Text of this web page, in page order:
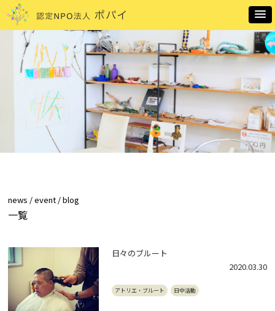
news / event / blog
一覧
日々のブルート
2020.03.30
アトリエ・ブルート 日中活動